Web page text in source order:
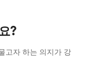
?
고자 하는 의지가 강